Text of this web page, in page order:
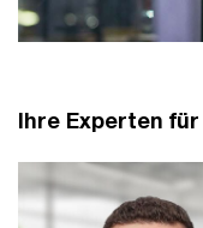
Ihre Experten